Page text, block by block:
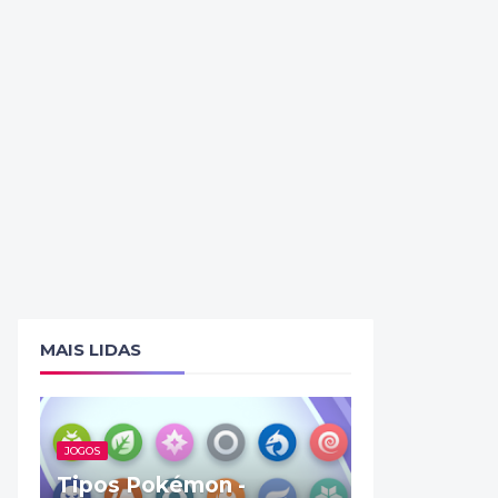
MAIS LIDAS
JOGOS
Tipos Pokémon -